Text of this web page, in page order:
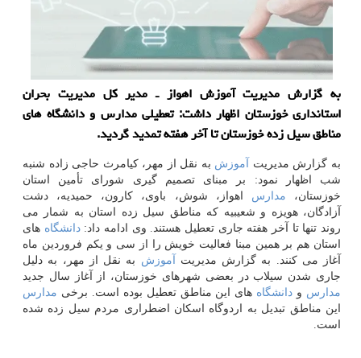
به گزارش مدیریت آموزش اهواز ـ مدیر كل مدیریت بحران
استانداری خوزستان اظهار داشت: تعطیلی مدارس و دانشگاه های
مناطق سیل زده خوزستان تا آخر هفته تمدید گردید.
به گزارش مدیریت آموزش به نقل از مهر، كیامرث حاجی زاده شنبه
شب اظهار نمود: بر مبنای تصمیم گیری شورای تأمین استان
خوزستان، مدارس اهواز، شوش، باوی، كارون، حمیدیه، دشت
آزادگان، هویزه و شعیبیه كه مناطق سیل زده استان به شمار می
روند تنها تا آخر هفته جاری تعطیل هستند. وی ادامه داد:دانشگاه های
استان هم بر همین مبنا فعالیت خویش را از سی و یكم فروردین ماه
آغاز می كنند. به گزارش مدیریت
آموزش به نقل از مهر، به دلیل
جاری شدن سیلاب در بعضی شهرهای خوزستان، از آغاز سال جدید
مدارس و دانشگاه های این مناطق تعطیل بوده است. برخی مدارس
این مناطق تبدیل به اردوگاه اسكان اضطراری مردم سیل زده شده
است.